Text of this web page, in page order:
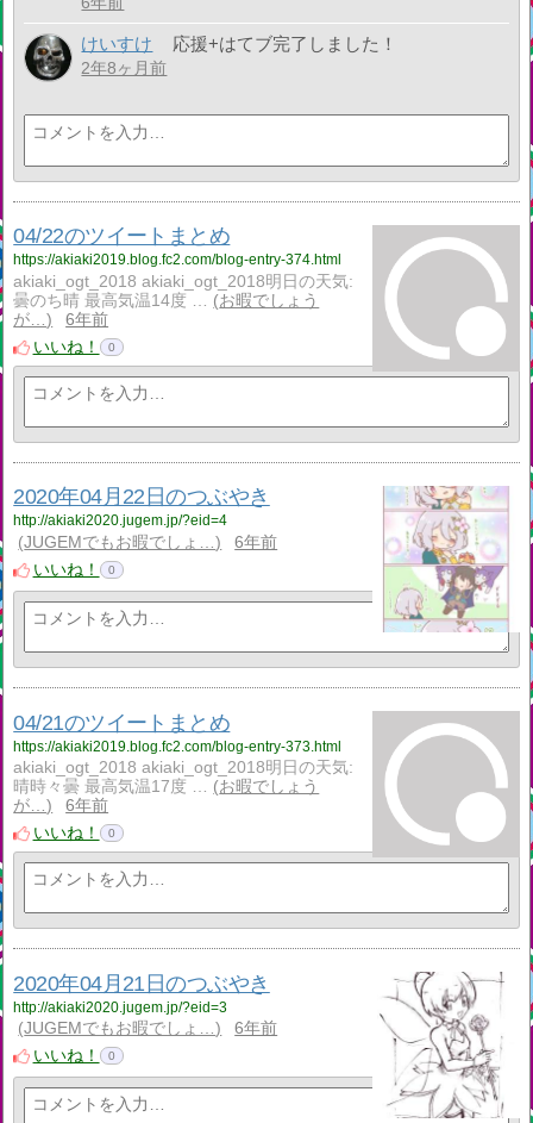
けいすけ 応援+はてブ完了しました！
2年8ヶ月前
04/22のツイートまとめ
https://akiaki2019.blog.fc2.com/blog-entry-374.html
akiaki_ogt_2018 akiaki_ogt_2018明日の天気:
曇のち晴 最高気温14度 …
お暇でしょう
が…
6年前
いいね！
0
2020年04月22日のつぶやき
http://akiaki2020.jugem.jp/?eid=4
JUGEMでもお暇でしょ…
6年前
いいね！
0
04/21のツイートまとめ
https://akiaki2019.blog.fc2.com/blog-entry-373.html
akiaki_ogt_2018 akiaki_ogt_2018明日の天気:
晴時々曇 最高気温17度 …
お暇でしょう
が…
6年前
いいね！
0
2020年04月21日のつぶやき
http://akiaki2020.jugem.jp/?eid=3
JUGEMでもお暇でしょ…
6年前
いいね！
0